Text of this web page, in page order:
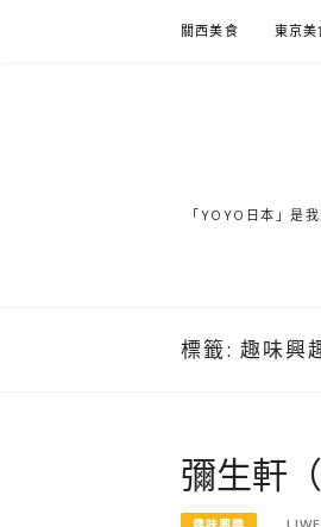
關西美食 東京美
「YOYO日本」是
標籤: 趣味興
彌生軒